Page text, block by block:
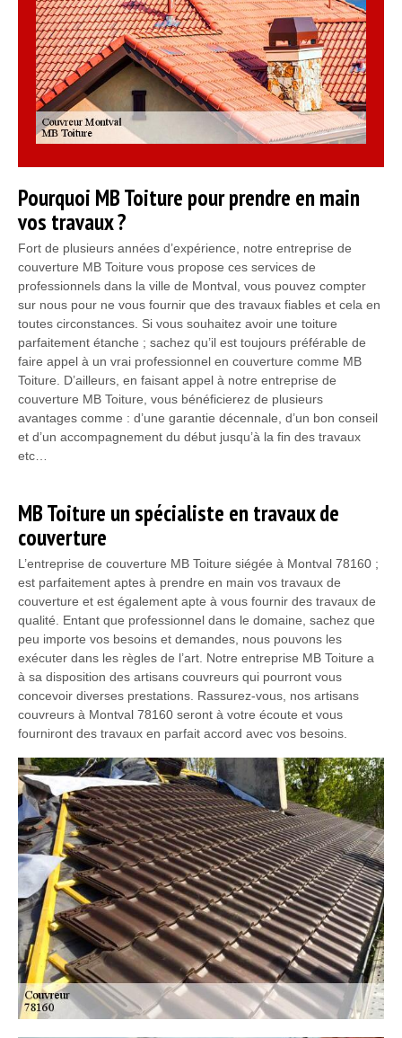
Pourquoi MB Toiture pour prendre en main
vos travaux ?
Fort de plusieurs années d’expérience, notre entreprise de
couverture MB Toiture vous propose ces services de
professionnels dans la ville de Montval, vous pouvez compter
sur nous pour ne vous fournir que des travaux fiables et cela en
toutes circonstances. Si vous souhaitez avoir une toiture
parfaitement étanche ; sachez qu’il est toujours préférable de
faire appel à un vrai professionnel en couverture comme MB
Toiture. D’ailleurs, en faisant appel à notre entreprise de
couverture MB Toiture, vous bénéficierez de plusieurs
avantages comme : d’une garantie décennale, d’un bon conseil
et d’un accompagnement du début jusqu’à la fin des travaux
etc…
MB Toiture un spécialiste en travaux de
couverture
L’entreprise de couverture MB Toiture siégée à Montval 78160 ;
est parfaitement aptes à prendre en main vos travaux de
couverture et est également apte à vous fournir des travaux de
qualité. Entant que professionnel dans le domaine, sachez que
peu importe vos besoins et demandes, nous pouvons les
exécuter dans les règles de l’art. Notre entreprise MB Toiture a
à sa disposition des artisans couvreurs qui pourront vous
concevoir diverses prestations. Rassurez-vous, nos artisans
couvreurs à Montval 78160 seront à votre écoute et vous
fourniront des travaux en parfait accord avec vos besoins.